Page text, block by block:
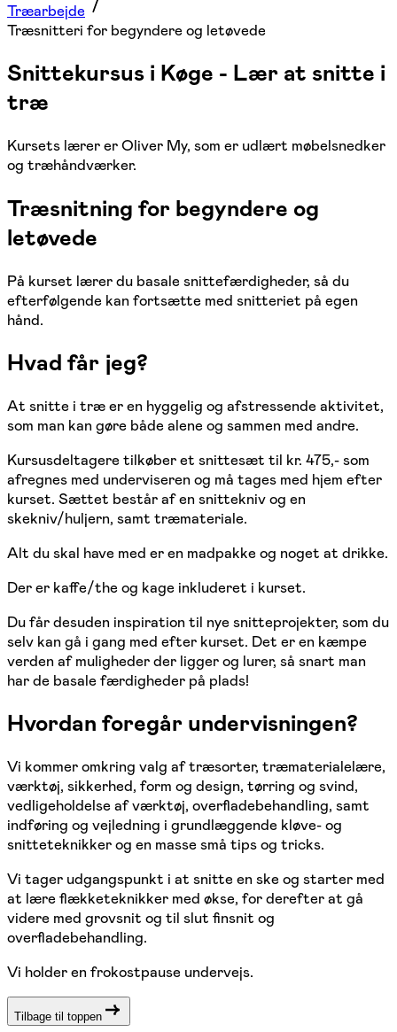
Træarbejde
Træsnitteri for begyndere og letøvede
Snittekursus i Køge - Lær at snitte i
træ
Kursets lærer er Oliver My, som er udlært møbelsnedker
og træhåndværker.
Træsnitning for begyndere og
letøvede
På kurset lærer du basale snittefærdigheder, så du
efterfølgende kan fortsætte med snitteriet på egen
hånd.
Hvad får jeg?
At snitte i træ er en hyggelig og afstressende aktivitet,
som man kan gøre både alene og sammen med andre.
Kursusdeltagere tilkøber et snittesæt til kr. 475,- som
afregnes med underviseren og må tages med hjem efter
kurset. Sættet består af en snittekniv og en
skekniv/huljern, samt træmateriale.
Alt du skal have med er en madpakke og noget at drikke.
Der er kaffe/the og kage inkluderet i kurset.
Du får desuden inspiration til nye snitteprojekter, som du
selv kan gå i gang med efter kurset. Det er en kæmpe
verden af muligheder der ligger og lurer, så snart man
har de basale færdigheder på plads!
Hvordan foregår undervisningen?
Vi kommer omkring valg af træsorter, træmaterialelære,
værktøj, sikkerhed, form og design, tørring og svind,
vedligeholdelse af værktøj, overfladebehandling, samt
indføring og vejledning i grundlæggende kløve- og
snitteteknikker og en masse små tips og tricks.
Vi tager udgangspunkt i at snitte en ske og starter med
at lære flækketeknikker med økse, for derefter at gå
videre med grovsnit og til slut finsnit og
overfladebehandling.
Vi holder en frokostpause undervejs.
Tilbage til toppen